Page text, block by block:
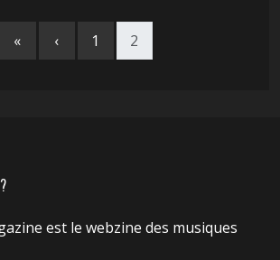
« ‹ 1 2
est le webzine des musiques